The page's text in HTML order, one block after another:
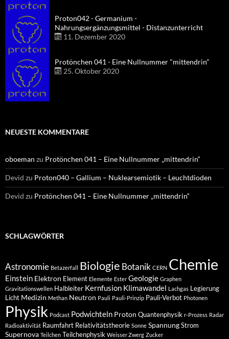
Proton042 - Germanium -
Nahrungsergänzungsmittel - Distanzunterricht
11. Dezember 2020
Protönchen 041 - Eine Nullnummer "mittendrin"
25. Oktober 2020
NEUESTE KOMMENTARE
oboeman zu Protönchen 041 – Eine Nullnummer „mittendrin“
Devid zu Proton040 – Gallium – Nuklearsemiotik – Leuchtdioden
Devid zu Protönchen 041 – Eine Nullnummer „mittendrin“
SCHLAGWÖRTER
Astronomie Betazerfall Biologie Botanik CERN Chemie
Einstein Elektron Element Elemente Ester Geologie Graphen
Gravitationswellen Halbleiter Kernfusion Klimawandel Lachgas Legierung
Licht Medizin Methan Neutron Pauli Pauli-Prinzip Pauli-Verbot Photonen
Physik Podcast Podwichteln Proton Quantenphysik r-Prozess Radar
Radioaktivität Raumfahrt Relativitätstheorie Sonne Spannung Strom
Supernova Teilchen Teilchenphysik Weisser Zwerg Zucker